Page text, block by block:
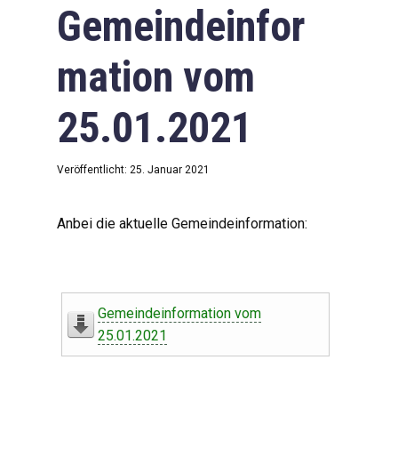
Gemeindeinfor
mation vom
25.01.2021
Veröffentlicht: 25. Januar 2021
Anbei die aktuelle Gemeindeinformation:
Gemeindeinformation vom
25.01.2021